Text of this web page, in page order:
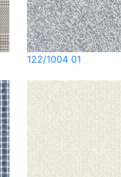
122/1004 01